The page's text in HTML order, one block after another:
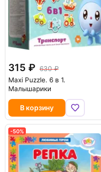
315
630
Maxi Puzzle. 6 в 1.
Малышарики
В корзину
-50%